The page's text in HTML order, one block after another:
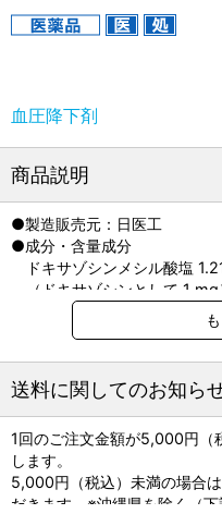
血圧降下剤
商品説明
●製造販売元：日医工
●成分・含量成分
ドキサゾシンメシル酸塩
（ドキサゾシンとして 1 mg
●外観性状：白色の割線入りの
●貯法：：室温保存
送料に関してのお知ら
1回のご注文金額が5,000円（
します。
5,000円（税込）未満の場合
だきます。※沖縄県を除く（下